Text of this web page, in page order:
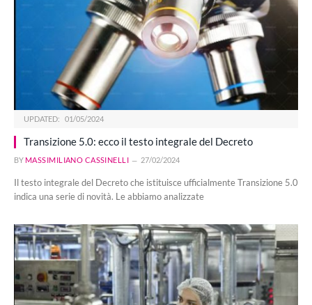
UPDATED: 01/05/2024
Transizione 5.0: ecco il testo integrale del Decreto
BY MASSIMILIANO CASSINELLI 27/02/2024
Il testo integrale del Decreto che istituisce ufficialmente Transizione 5.0
indica una serie di novità. Le abbiamo analizzate